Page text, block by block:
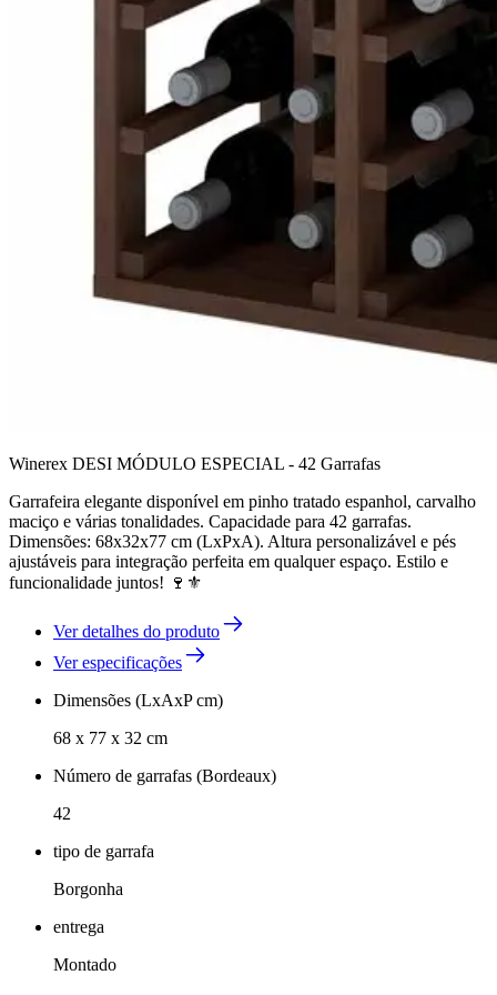
Winerex DESI MÓDULO ESPECIAL - 42 Garrafas
Garrafeira elegante disponível em pinho tratado espanhol, carvalho
maciço e várias tonalidades. Capacidade para 42 garrafas.
Dimensões: 68x32x77 cm (LxPxA). Altura personalizável e pés
ajustáveis para integração perfeita em qualquer espaço. Estilo e
funcionalidade juntos! 🍷⚜️
Ver detalhes do produto
Ver especificações
Dimensões (LxAxP cm)
68 x 77 x 32 cm
Número de garrafas (Bordeaux)
42
tipo de garrafa
Borgonha
entrega
Montado